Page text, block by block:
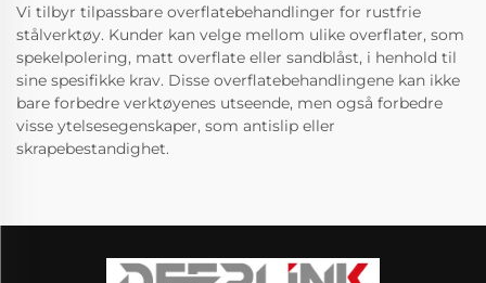
Vi tilbyr tilpassbare overflatebehandlinger for rustfrie
stålverktøy. Kunder kan velge mellom ulike overflater, som
spekelpolering, matt overflate eller sandblåst, i henhold til
sine spesifikke krav. Disse overflatebehandlingene kan ikke
bare forbedre verktøyenes utseende, men også forbedre
visse ytelsesegenskaper, som antislip eller
skrapebestandighet.